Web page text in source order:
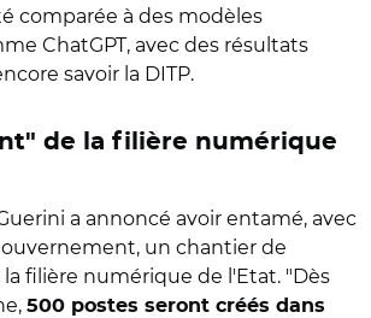
comparée à des modèles
ChatGPT, avec des résultats
savoir la DITP.
de la filière numérique
a annoncé avoir entamé, avec
un chantier de
filière numérique de l'Etat. "Dès
500 postes seront créés dans